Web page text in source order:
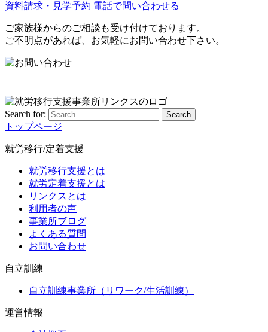
資料請求・見学予約 電話で問い合わせる
ご家族様からのご相談も受け付けております。
ご不明点があれば、お気軽にお問い合わせ下さい。
Search for: Search
トップページ
就労移行/定着支援
就労移行支援とは
就労定着支援とは
リンクスとは
利用者の声
事業所ブログ
よくある質問
お問い合わせ
自立訓練
自立訓練事業所（リワーク/生活訓練）
運営情報